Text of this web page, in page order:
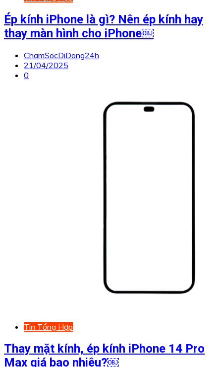
Ép kính iPhone là gì? Nên ép kính hay
thay màn hình cho iPhone￼
ChamSocDiDong24h
21/04/2025
0
Tin Tổng Hợp
Thay mặt kính, ép kính iPhone 14 Pro
Max giá bao nhiêu?￼